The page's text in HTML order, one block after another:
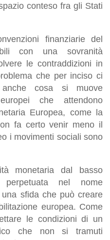
conteso fra gli Stati
finanziarie del
con una sovranità
le contraddizioni in
che per inciso ci
cosa si muove
che attendono
Europea, come la
fa certo venir meno il
i movimenti sociali sono
monetaria dal basso
perpetuata nel nome
una sfida che può creare
europea. Come
le condizioni di un
che non si tramuti